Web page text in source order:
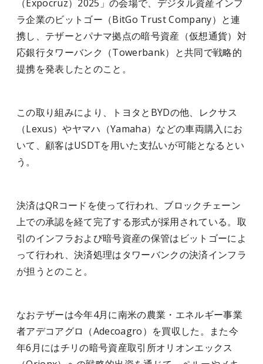
（Expocruz）2025」の会場で、デジタル資産インフ
ラ企業のビットゴー（BitGo Trust Company）と連
携し、テザーとパナマ拠点の暗号資産（仮想通貨）対
応銀行タワーバンク（Towerbank）と共同で戦略的
提携を発表したとのこと。
この取り組みにより、トヨタとBYDの他、レクサス
（Lexus）やヤマハ（Yamaha）などの車両購入にお
いて、顧客はUSDTを用いた支払いが可能となるとい
う。
決済はQRコードを使って行われ、ブロックチェーン
上での承認を経て完了する形式が採用されている。取
引のインフラおよび暗号資産の保管はビットゴーによ
って行われ、決済処理はタワーバンクの決済インフラ
が担うとのこと。
なおテザーは今年4月に南米の農業・エネルギー事業
者アデコアグロ（Adecoagro）を買収した。また今
年6月にはチリの暗号資産取引所オリオンエックス